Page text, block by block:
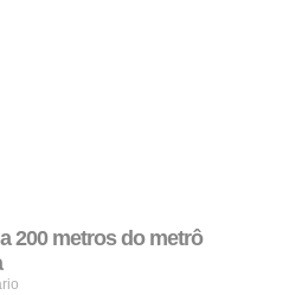
200 metros do metrô